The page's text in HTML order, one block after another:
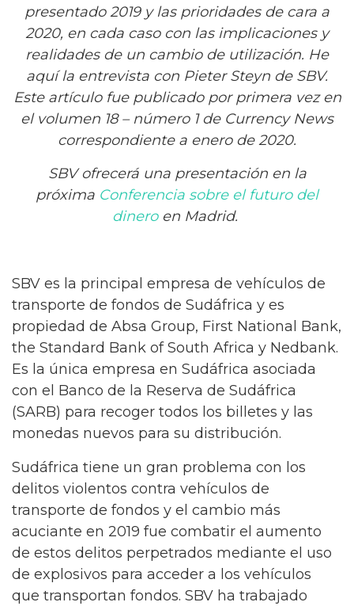
presentado 2019 y las prioridades de cara a
2020, en cada caso con las implicaciones y
realidades de un cambio de utilización. He
aquí la entrevista con Pieter Steyn de SBV.
Este artículo fue publicado por primera vez en
el volumen 18 – número 1 de Currency News
correspondiente a enero de 2020.
SBV ofrecerá una presentación en la
próxima Conferencia sobre el futuro del
dineroen Madrid.
SBV es la principal empresa de vehículos de
transporte de fondos de Sudáfrica y es
propiedad de Absa Group, First National Bank,
the Standard Bank of South Africa y Nedbank.
Es la única empresa en Sudáfrica asociada
con el Banco de la Reserva de Sudáfrica
(SARB) para recoger todos los billetes y las
monedas nuevos para su distribución.
Sudáfrica tiene un gran problema con los
delitos violentos contra vehículos de
transporte de fondos y el cambio más
acuciante en 2019 fue combatir el aumento
de estos delitos perpetrados mediante el uso
de explosivos para acceder a los vehículos
que transportan fondos. SBV ha trabajado